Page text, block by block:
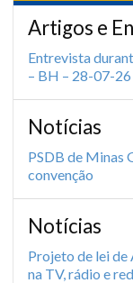
Artigos e
Entrevista
– BH – 28-07-26
Notícias
PSDB de Minas
convenção
Notícias
Projeto de lei de
na TV, rádio e